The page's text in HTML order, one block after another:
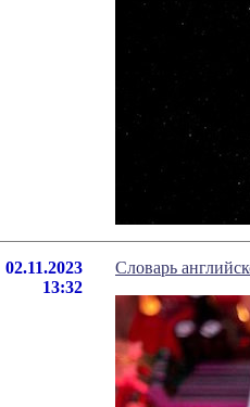
02.11.2023
13:32
Словарь